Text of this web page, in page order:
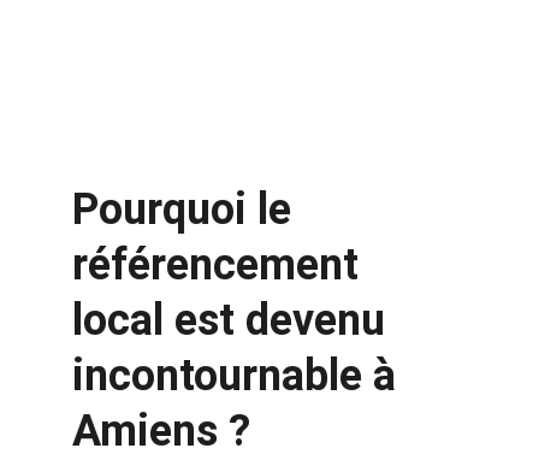
Pourquoi le
référencement
local est devenu
incontournable à
Amiens ?